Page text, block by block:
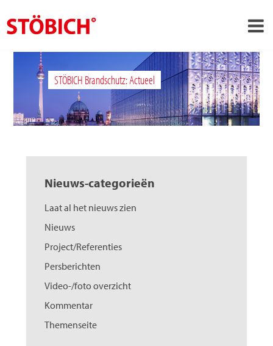
›
›
Over ons
›
Oplossingen
Over Stöbich
Actueel
Contact
STÖBICH Brandschutz: Actueel
Nieuws-categorieën
Laat al het nieuws zien
Nieuws
Project/Referenties
Persberichten
Video-/foto overzicht
Kommentar
Themenseite